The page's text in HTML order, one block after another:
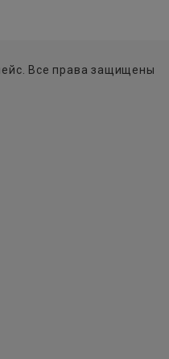
Все права защищены